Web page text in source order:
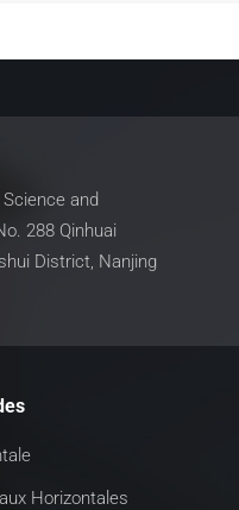
and
288 Qinhuai
District, Nanjing
Horizontales